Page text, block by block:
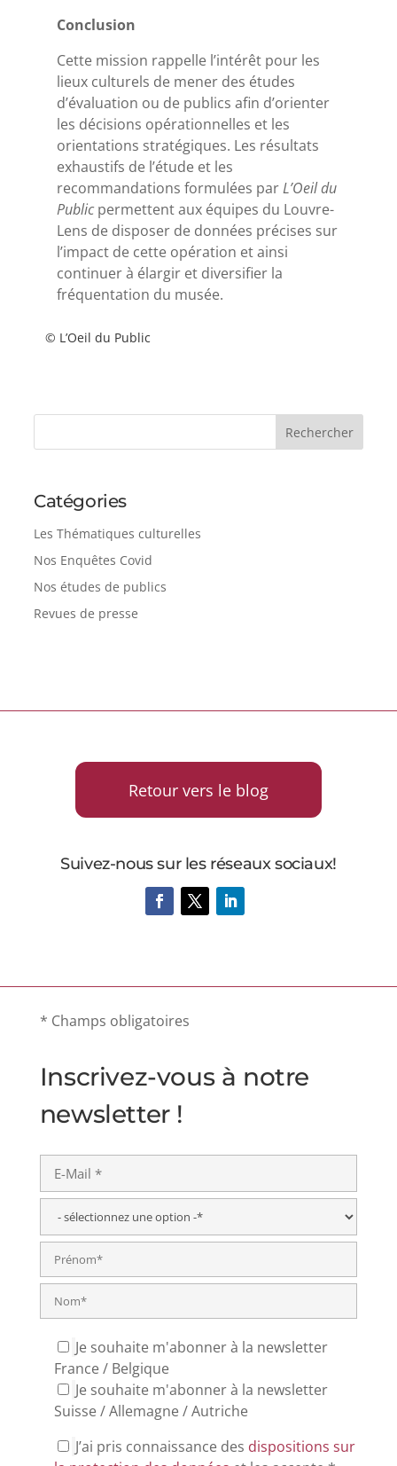
Conclusion
Cette mission rappelle l’intérêt pour les
lieux culturels de mener des études
d’évaluation ou de publics afin d’orienter
les décisions opérationnelles et les
orientations stratégiques. Les résultats
exhaustifs de l’étude et les
recommandations formulées parL’Oeil du
Publicpermettent aux équipes du Louvre-
Lens de disposer de données précises sur
l’impact de cette opération et ainsi
continuer à élargir et diversifier la
fréquentation du musée.
© L’Oeil du Public
Catégories
Les Thématiques culturelles
Nos Enquêtes Covid
Nos études de publics
Revues de presse
Retour vers le blog
Suivez-nous sur les réseaux sociaux!
* Champs obligatoires
Inscrivez-vous à notre
newsletter !
Je souhaite m'abonner à la newsletter
France / Belgique
Je souhaite m'abonner à la newsletter
Suisse / Allemagne / Autriche
J’ai pris connaissance des dispositions sur